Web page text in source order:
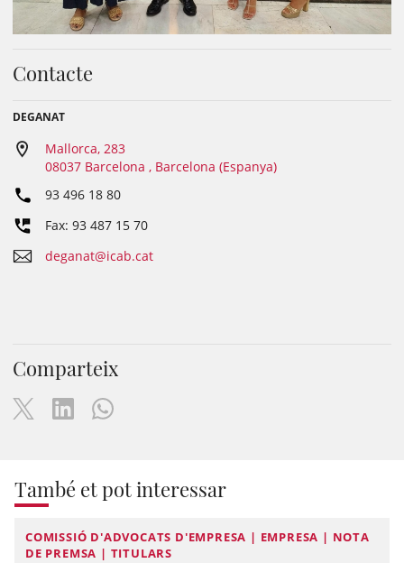
Contacte
DEGANAT
Mallorca, 283
08037 Barcelona , Barcelona (Espanya)
93 496 18 80
Fax: 93 487 15 70
deganat@icab.cat
Comparteix
També et pot interessar
COMISSIÓ D'ADVOCATS D'EMPRESA | EMPRESA | NOTA
DE PREMSA | TITULARS